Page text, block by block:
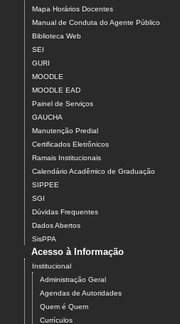
Mapa Horários Docentes
Manual de Conduta do Agente Público
Biblioteca Web
SEI
GURI
MOODLE
MOODLE EAD
Painel de Serviços
GAUCHA
Manutenção Predial
Certificados Eletrônicos
Ramais Institucionais
Calendário Acadêmico de Graduação
SIPPEE
SGI
Dúvidas Frequentes
Dados Abertos
SisPPA
Acesso à Informação
Institucional
Administração Geral
Agendas de Autoridades
Quem é Quem
Currículos